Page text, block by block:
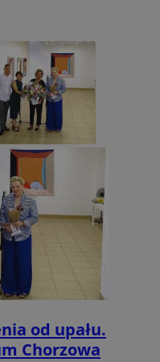
od upału.
Chorzowa